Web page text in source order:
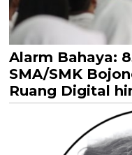
Alarm Bahaya:
SMA/SMK
Ruang Digital